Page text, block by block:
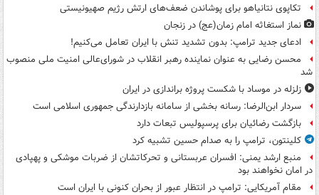
تکاپوی نتانیاهو برای پوشاندن ضعف‌های ارتش رژیم صهیونیستی
نماز استغاثه امام زمان(عج) در زنجان
ادعای جدید ترامپ: بدون تشدید تنش با ایران تعامل می‌کنیم!
محسن رضایی به عنوان نماینده رهبر انقلاب در شورای‌عالی امنیت ملی منصوب
شد
زلزله در موساد با شکست پروژه براندازی در ایران
سردار ابن‌الرضا: رسانه بخشی از سامانه بازدارندگی جمهوری اسلامی است
بازگشت رضائیان برای پرسپولیس تبعات دارد
کلینتون، ترامپ را به صدام حسین تشبیه کرد
منبع ارشد یمنی: افسران عربستانی و تحرکاتشان از ضربات موشکی و پهپادی
در امان نخواهند بود
مقام آمریکایی: ترامپ در انتظار عبور از بحران کنونی با ایران است